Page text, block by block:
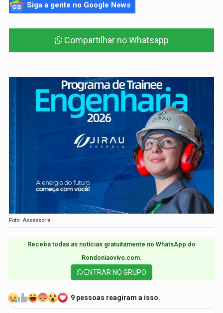
Siga a gente no Google News
Compartilhar no Whatsapp
Foto: Assessoria
Receba todas as notícias gratuitamente no WhatsApp do
Rondoniaovivo.com.​
ENTRAR NO GRUPO
9 pessoas reagiram a isso.